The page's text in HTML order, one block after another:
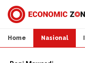
Home Nasional